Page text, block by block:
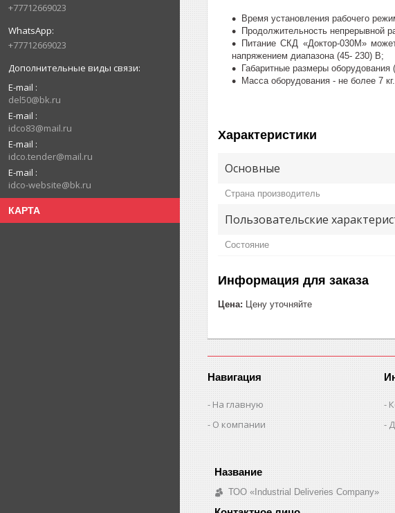
+77712669023
+77712669023
E-mail
del50@bk.ru
E-mail
idco83@mail.ru
E-mail
idco.tender@mail.ru
E-mail
idco-website@bk.ru
КАРТА
Время установления рабочего
Продолжительность непрерывной
Питание СКД «Доктор-030М»
напряжением диапазона (45- 230) В;
Габаритные размеры
Масса оборудования - не более 7 кг.
Характеристики
Основные
Страна производитель
Пользовательские
Состояние
Информация для заказа
Цена: Цену уточняйте
Навигация
На главную
О компании
ТОО «Industrial Deliveries Company»